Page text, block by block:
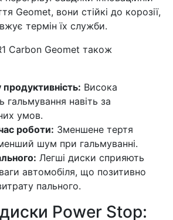
Geomet, вони стійкі до корозії,
термін їх служби.
Carbon Geomet також
Висока
гальмування навіть за
умов.
роботи: Зменшене тертя
шум при гальмуванні.
Легші диски сприяють
автомобіля, що позитивно
пального.
диски Power Stop: